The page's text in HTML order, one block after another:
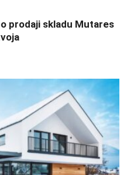
prodaji skladu Mutares